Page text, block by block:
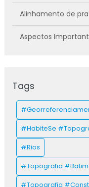
Alinhamento de
Aspectos
Azimute: Guia para
Operações
Cartórios na
Como fazer a
Como funciona o
Como ler um
Tags
#HabiteSe
#Rios
#Topografia
#Topografia